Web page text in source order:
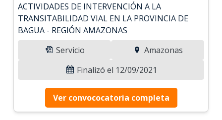
ACTIVIDADES DE INTERVENCIÓN A LA
TRANSITABILIDAD VIAL EN LA PROVINCIA DE
BAGUA - REGIÓN AMAZONAS
Servicio
Amazonas
Finalizó el 12/09/2021
Ver convococatoria completa